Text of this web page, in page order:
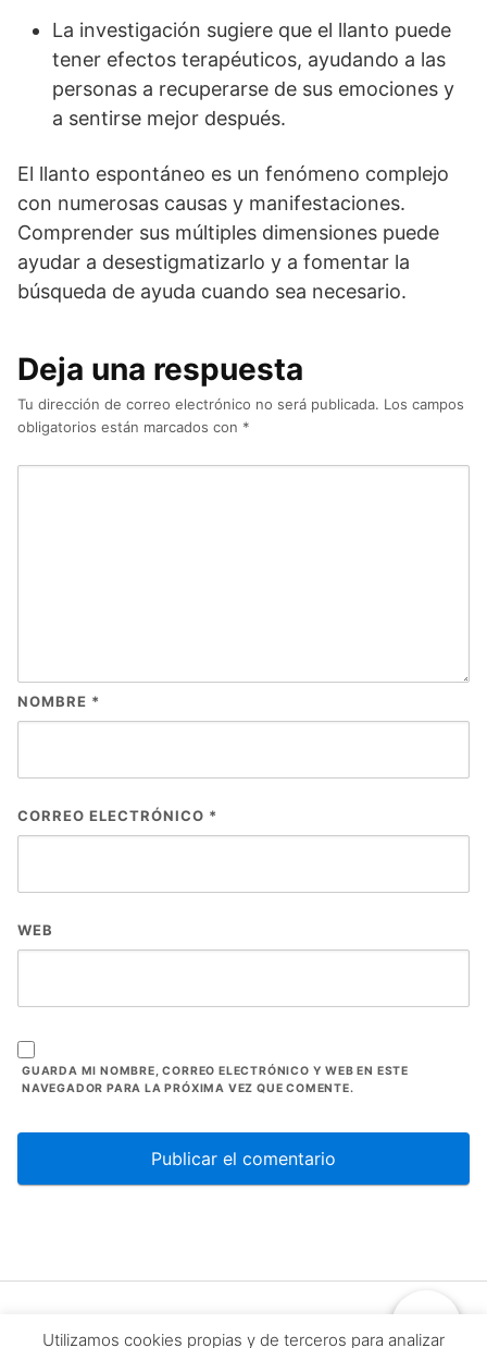
La investigación sugiere que el llanto puede
tener efectos terapéuticos, ayudando a las
personas a recuperarse de sus emociones y
a sentirse mejor después.
El llanto espontáneo es un fenómeno complejo
con numerosas causas y manifestaciones.
Comprender sus múltiples dimensiones puede
ayudar a desestigmatizarlo y a fomentar la
búsqueda de ayuda cuando sea necesario.
Deja una respuesta
Tu dirección de correo electrónico no será publicada. Los campos
obligatorios están marcados con *
NOMBRE *
CORREO ELECTRÓNICO *
WEB
GUARDA MI NOMBRE, CORREO ELECTRÓNICO Y WEB EN ESTE
NAVEGADOR PARA LA PRÓXIMA VEZ QUE COMENTE.
Para cada alma, un camino hacia su propia
Utilizamos cookies propias y de terceros para analizar